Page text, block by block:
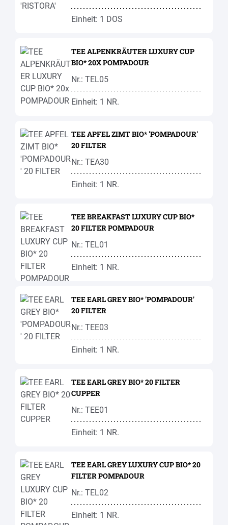
Einheit: 1 DOS
TEE ALPENKRÄUTER LUXURY CUP
BIO* 20X POMPADOUR
Nr.: TEL05
Einheit: 1 NR.
TEE APFEL ZIMT BIO* 'POMPADOUR'
20 FILTER
Nr.: TEA30
Einheit: 1 NR.
TEE BREAKFAST LUXURY CUP BIO*
20 FILTER POMPADOUR
Nr.: TEL01
Einheit: 1 NR.
TEE EARL GREY BIO* 'POMPADOUR'
20 FILTER
Nr.: TEE03
Einheit: 1 NR.
TEE EARL GREY BIO* 20 FILTER
CUPPER
Nr.: TEE01
Einheit: 1 NR.
TEE EARL GREY LUXURY CUP BIO* 20
FILTER POMPADOUR
Nr.: TEL02
Einheit: 1 NR.